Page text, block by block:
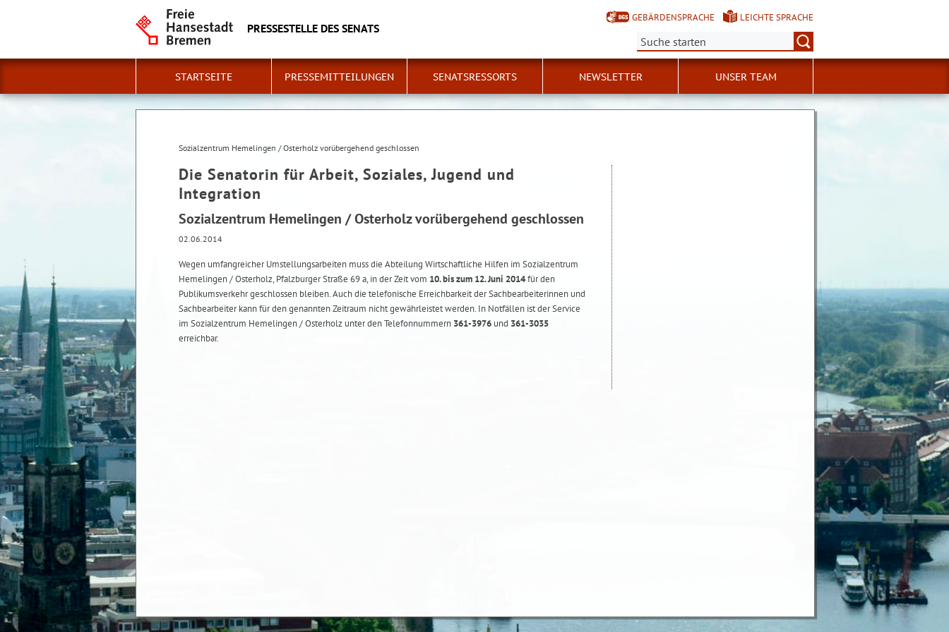
PRESSESTELLE DES SENATS
GEBÄRDENSPRACHE
LEICHTE SPRACHE
Suche:
STARTSEITE PRESSEMITTEILUNGEN SENATSRESSORTS NEWSLETTER UNSER TEAM
Sozialzentrum Hemelingen / Osterholz vorübergehend geschlossen
Die Senatorin für Arbeit, Soziales, Jugend und
Integration
Sozialzentrum Hemelingen / Osterholz vorübergehend geschlossen
02.06.2014
Wegen umfangreicher Umstellungsarbeiten muss die Abteilung Wirtschaftliche Hilfen im Sozialzentrum
Hemelingen / Osterholz, Pfalzburger Straße 69 a, in der Zeit vom 10. bis zum 12. Juni 2014für den
Publikumsverkehr geschlossen bleiben. Auch die telefonische Erreichbarkeit der Sachbearbeiterinnen und
Sachbearbeiter kann für den genannten Zeitraum nicht gewährleistet werden. In Notfällen ist der Service
im Sozialzentrum Hemelingen / Osterholz unter den Telefonnummern 361-3976 und 361-3035
erreichbar.